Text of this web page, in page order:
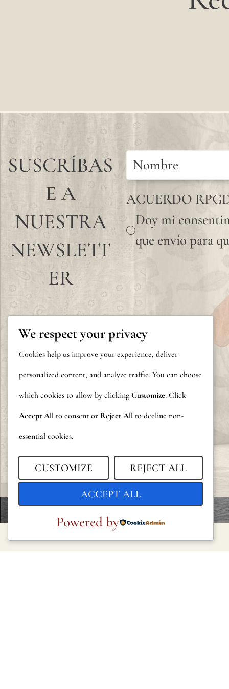
SUSCRÍBAS
E A
NUESTRA
NEWSLETT
ER
ACUERDO
Doy mi
que envío para
We respect your privacy
Cookies help us improve your experience, deliver
personalized content, and analyze traffic. You can choose
which cookies to allow by clicking Customize. Click
Accept All to consent or Reject All to decline non-
essential cookies.
CUSTOMIZE REJECT ALL
ACCEPT ALL
Powered by